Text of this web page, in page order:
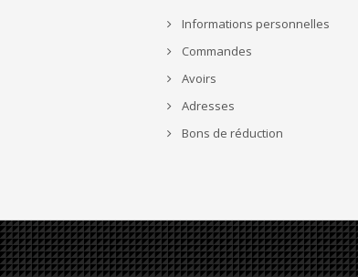
Informations personnelles
Commandes
Avoirs
Adresses
Bons de réduction